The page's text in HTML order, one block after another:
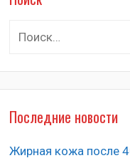
Найти:
Последние новости
Жирная кожа после